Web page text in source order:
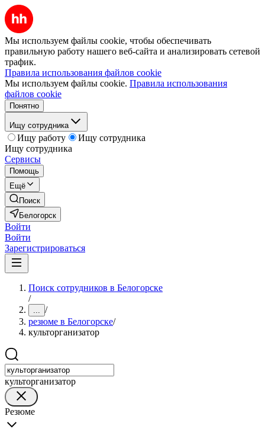
Мы используем файлы cookie, чтобы обеспечивать
правильную работу нашего веб-сайта и анализировать сетевой
трафик.
Правила использования файлов cookie
Мы используем файлы cookie. Правила использования
файлов cookie
Понятно
Ищу сотрудника
Ищу работу
Ищу сотрудника
Ищу сотрудника
Сервисы
Помощь
Ещё
Поиск
Белогорск
Войти
Войти
Зарегистрироваться
Поиск сотрудников в Белогорске
/
... /
резюме в Белогорске/
культорганизатор
культорганизатор
Резюме